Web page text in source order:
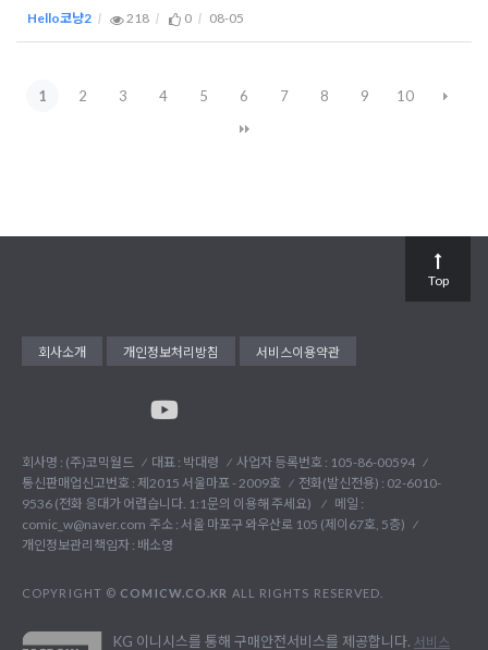
Hello코냥2 218 0 08-05
1 2 3 4 5 6 7 8 9 10
회사소개 개인정보처리방침 서비스이용약관
회사명 : (주)코믹월드 대표 : 박대령
사업자 등록번호 : 105-86-00594
통신판매업신고번호 : 제2015 서울마포 - 2009호
전화(발신전용) : 02-6010-
9536 (전화 응대가 어렵습니다. 1:1문의 이용해 주세요)
메일 :
comic_w@naver.com 주소 : 서울 마포구 와우산로 105 (제이67호, 5층)
개인정보관리책임자 : 배소영
COPYRIGHT © COMICW.CO.KR ALL RIGHTS RESERVED.
KG 이니시스를 통해 구매안전서비스를 제공합니다. 서비스
Top